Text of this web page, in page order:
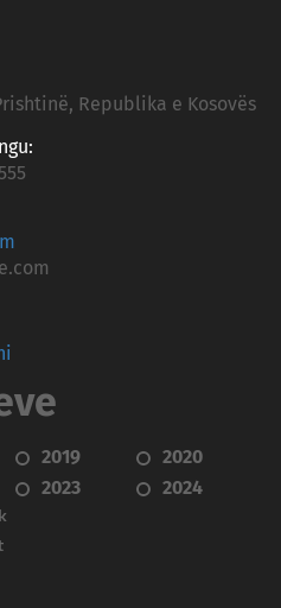
Republika e Kosovës
2019
2020
2023
2024